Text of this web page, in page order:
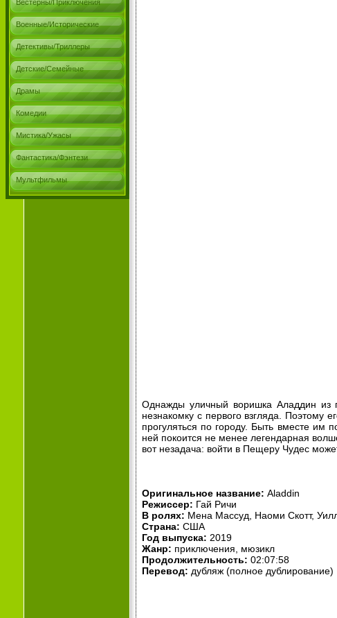
Вестерны/Приключения
Военные/Исторические
Детективы/Триллеры
Детские/Семейные
Драмы
Комедии
Мистика/Ужасы
Фантастика/Фэнтези
Мультфильмы
Однажды уличный воришка Аладдин из
незнакомку с первого взгляда. Поэтому
прогуляться по городу. Быть вместе
ней покоится не менее легендарная
вот незадача: войти в Пещеру Чудес
Оригинальное название: Aladdin
Режиссер: Гай Ричи
В ролях: Мена Массуд, Наоми Скотт,
Страна: США
Год выпуска: 2019
Жанр: приключения, мюзикл
Продолжительность: 02:07:58
Перевод: дубляж (полное дублирование)